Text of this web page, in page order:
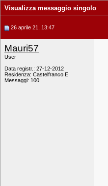
Visualizza messaggio singolo
26 aprile 21, 13:47
Mauri57
User
Data registr.: 27-12-2012
Residenza: Castelfranco E
Messaggi: 100